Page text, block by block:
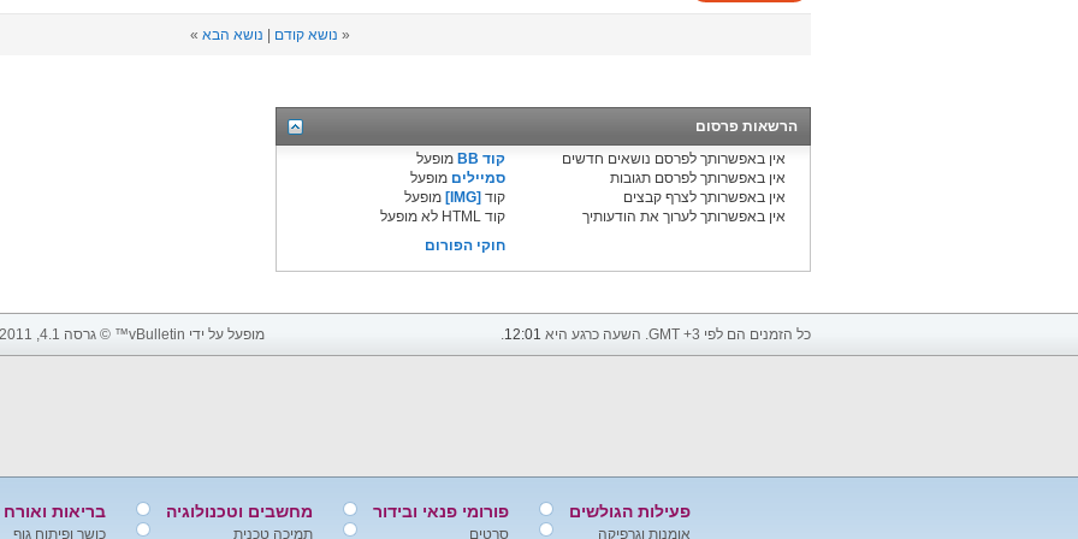
« נושא קודם נושא הבא »
הרשאות פרסום
אין באפשרותך לפרסם נושאים חדשים
אין באפשרותך לפרסם תגובות
אין באפשרותך לצרף קבצים
אין באפשרותך לערוך את הודעותיך
קוד BB
מופעל
סמיילים מופעל
קוד [IMG]
מופעל
קוד HTML לא מופעל
חוקי הפורום
כל הזמנים הם לפי GMT +3. השעה כרגע היא 12:01
. מופעל על ידי vBulletin™ © גרסה 4.1, 2011 vBulletin Solutions, Inc. כל הזכויות שמורות.
פעילות הגולשים
אומנות וגרפיקה
פורומי פנאי ובידור
סרטים
מחשבים וטכנולוגיה
תמיכה טכנית
בריאות ואורח
כושר ופיתוח גוף